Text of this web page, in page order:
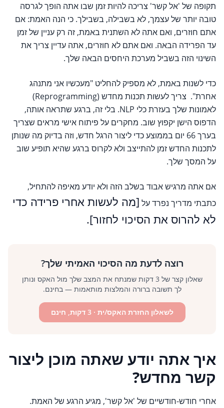
תקופה של 'אל קשר' צריכה להיות זמן שבו אתה הופך לגרסה
טובה יותר של עצמך, לא בשבילה, בשבילך. כי הנה האמת: אם
אתם חוזרים, ואם אתה לא השתנית באמת, זה רק עניין של זמן
עד הפרידה הבאה. ואם אתם לא חוזרים, אתה עדיין צריך את
השינוי הזה בשביל מערכת היחסים הבאה שלך.
כדי לשנות באמת, לא מספיק להחליט "מעכשיו אני מתנהג
אחרת". צריך לעשות תכנות מחדש (Reprogramming)
לאמונות שלך בעזרת כלי NLP. בלי זה, ברגע שתראה אותה,
הדפוס הישן יקפוץ שוב. מחקרים על פיתוח אישי מראים שצריך
בערך 66 יום בממוצע כדי ליצור הרגל חדש, וזה בדיוק מה שנותן
לתכנות החדש זמן להתייצב ולא לקרוס ברגע שהיא תופיע שוב
על המסך שלך.
אם אתה מרגיש אבוד בשלב הזה ולא יודע מאיפה להתחיל,
כתבתי מדריך נפרד על [מה לעשות אחרי פרידה כדי
לא להרוס את הסיכוי לחזור].
רוצה לדעת מה הסיכוי האמיתי שלך?
שאלון קצר של 3 דקות שמנתח את המצב שלך מול האקס ונותן
לך תשובה ברורה והמלצות מותאמות — בחינם.
לשאלון החזרת האקס/ית · 3 דקות, חינם
איך אתה יודע שאתה מוכן ליצור
קשר מחדש?
אחרי חודש-חודשיים של 'אל קשר', מגיע הרגע של האמת.